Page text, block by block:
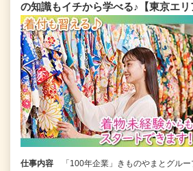
の知識もイチから学べる♪【東京エリ
仕事内容
「100年企業」きものやまとグル